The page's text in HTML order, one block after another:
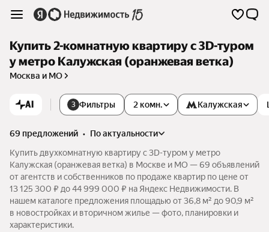
Купить 2-комнатную квартиру c 3D-туром
у метро Калужская (оранжевая ветка)
Москва и МО
AI 3 Фильтры 2 комн. Калужская
69 предложений •
по актуальности
Купить двухкомнатную квартиру c 3D-туром у метро
Калужская (оранжевая ветка) в Москве и МО — 69 объявлений
от агентств и собственников по продаже квартир по цене от
13 125 300 ₽ до 44 999 000 ₽ на Яндекс Недвижимости. В
нашем каталоге предложения площадью от 36,8 м² до 90,9 м²
в новостройках и вторичном жилье — фото, планировки и
характеристики.